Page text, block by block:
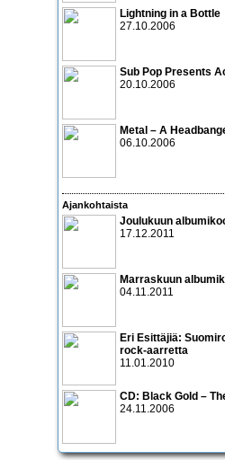
Lightning in a Bottle
27.10.2006
Sub Pop Presents
20.10.2006
Metal – A
06.10.2006
Ajankohtaista
Joulukuun
17.12.2011
Marraskuun
04.11.2011
Eri Esittäjiä:
rock-aarretta
11.01.2010
CD: Black Gold –
24.11.2006